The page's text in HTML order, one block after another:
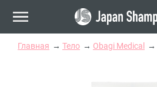
Главная Тело Obagi Medical